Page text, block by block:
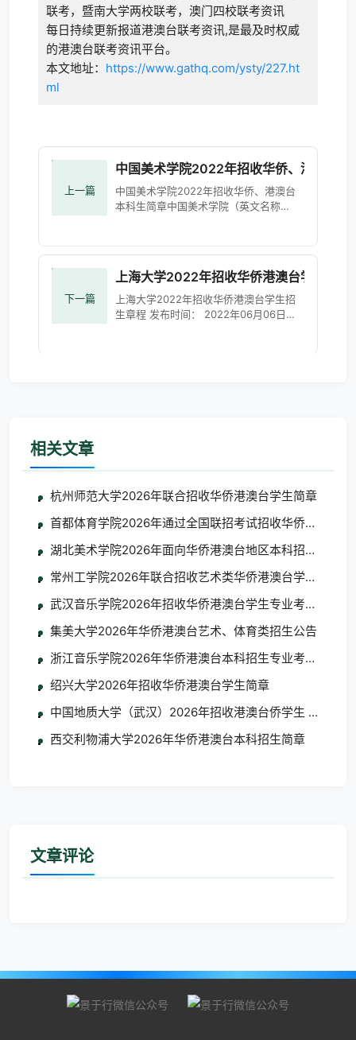
联考，暨南大学两校联考，澳门四校联考资讯
每日持续更新报道港澳台联考资讯,是最及时权威
的港澳台联考资讯平台。
本文地址： https://www.gathq.com/ysty/227.ht
ml
上一篇
中国美术学院2022年招收华侨、港澳台本
中国美术学院2022年招收华侨、港澳台
本科生简章中国美术学院（英文名称
下一篇
上海大学2022年招收华侨港澳台学生招生
上海大学2022年招收华侨港澳台学生招
生章程 发布时间： 2022年06月06日
相关文章
杭州师范大学2026年联合招收华侨港澳台学生简章
首都体育学院2026年通过全国联招考试招收华侨港澳台学
湖北美术学院2026年面向华侨港澳台地区本科招生考试
常州工学院2026年联合招收艺术类华侨港澳台学生简章
武汉音乐学院2026年招收华侨港澳台学生专业考试考生须
集美大学2026年华侨港澳台艺术、体育类招生公告
浙江音乐学院2026年华侨港澳台本科招生专业考试合格
绍兴大学2026年招收华侨港澳台学生简章
中国地质大学（武汉）2026年招收港澳台侨学生 艺术类
西交利物浦大学2026年华侨港澳台本科招生简章
文章评论